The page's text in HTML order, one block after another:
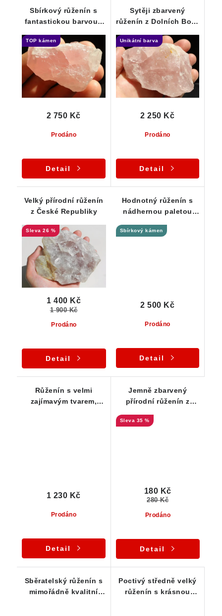
Sbírkový růženín s
fantastickou barvou -
TOP kámen
Prodáno
2 750 Kč
Detail
Sytěji zbarvený
růženín z Dolních Borů
Unikátní barva
Prodáno
2 250 Kč
Detail
Velký přírodní růženín
z České Republiky
26 %
Prodáno
1 400 Kč
1 900 Kč
Detail
Hodnotný růženín s
nádhernou paletou
Sbírkový kámen
Prodáno
2 500 Kč
Detail
Růženín s velmi
zajímavým tvarem,
Prodáno
1 230 Kč
Detail
Jemně zbarvený
přírodní růženín z
35 %
Prodáno
180 Kč
280 Kč
Detail
Sběratelský růženín s
mimořádně kvalitní
Poctivý středně velký
růženín s krásnou